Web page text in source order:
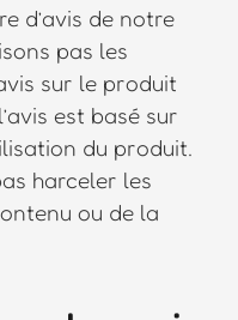
d’avis de notre
pas les
sur le produit
est basé sur
du produit.
harceler les
ou de la